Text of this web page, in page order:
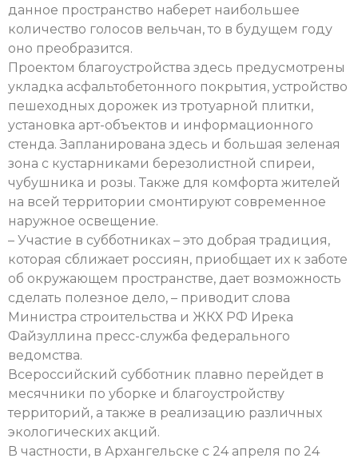
данное пространство наберет наибольшее
количество голосов вельчан, то в будущем году
оно преобразится.
Проектом благоустройства здесь предусмотрены
укладка асфальтобетонного покрытия, устройство
пешеходных дорожек из тротуарной плитки,
установка арт-объектов и информационного
стенда. Запланирована здесь и большая зеленая
зона с кустарниками березолистной спиреи,
чубушника и розы. Также для комфорта жителей
на всей территории смонтируют современное
наружное освещение.
– Участие в субботниках – это добрая традиция,
которая сближает россиян, приобщает их к заботе
об окружающем пространстве, дает возможность
сделать полезное дело, – приводит слова
Министра строительства и ЖКХ РФ Ирека
Файзуллина пресс-служба федерального
ведомства.
Всероссийский субботник плавно перейдет в
месячники по уборке и благоустройству
территорий, а также в реализацию различных
экологических акций.
В частности, в Архангельске с 24 апреля по 24